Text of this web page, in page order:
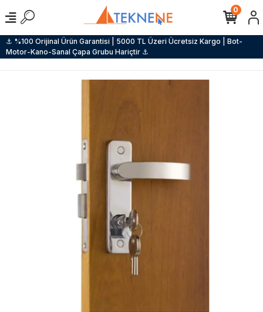
⚓ %100 Orijinal Ürün Garantisi | 5000 TL Üzeri Ücretsiz Kargo | Bot-
Motor-Kano-Sanal Çapa Grubu Hariçtir ⚓
0